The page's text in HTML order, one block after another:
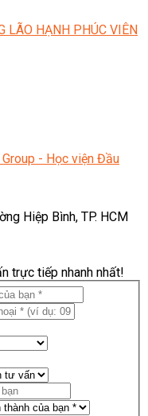
LÃO HẠNH PHÚC VIÊN
- Học viện Đầu
Hiệp Bình, TP. HCM
trực tiếp nhanh nhất!